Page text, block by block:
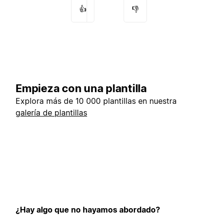
👍 👎
Empieza con una plantilla
Explora más de 10 000 plantillas en nuestra
galería de plantillas
¿Hay algo que no hayamos abordado?